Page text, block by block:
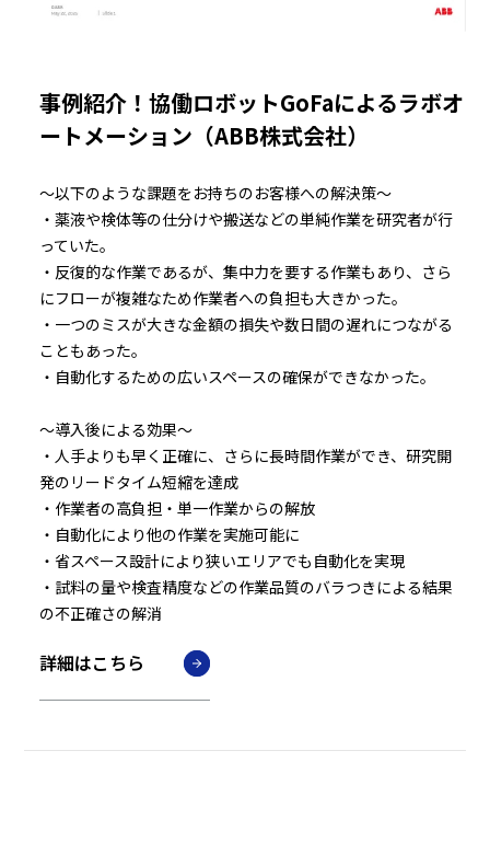
事例紹介！協働ロボットGoFaによるラボオ
ートメーション（ABB株式会社）
～以下のような課題をお持ちのお客様への解決策～
・薬液や検体等の仕分けや搬送などの単純作業を研究者が行
っていた。
・反復的な作業であるが、集中力を要する作業もあり、さら
にフローが複雑なため作業者への負担も大きかった。
・一つのミスが大きな金額の損失や数日間の遅れにつながる
こともあった。
・自動化するための広いスペースの確保ができなかった。
～導入後による効果～
・人手よりも早く正確に、さらに長時間作業ができ、研究開
発のリードタイム短縮を達成
・作業者の高負担・単一作業からの解放
・自動化により他の作業を実施可能に
・省スペース設計により狭いエリアでも自動化を実現
・試料の量や検査精度などの作業品質のバラつきによる結果
の不正確さの解消
詳細はこちら